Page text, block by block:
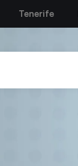
Tenerife